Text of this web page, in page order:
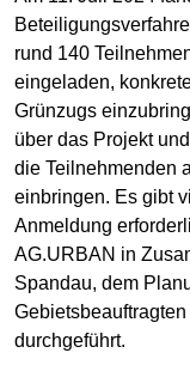
rund 140
eingeladen,
Grünzugs
über das Projekt
die Teilnehmenden
einbringen. Es gibt
Anmeldung
AG.URBAN in
Spandau, dem
durchgeführt.